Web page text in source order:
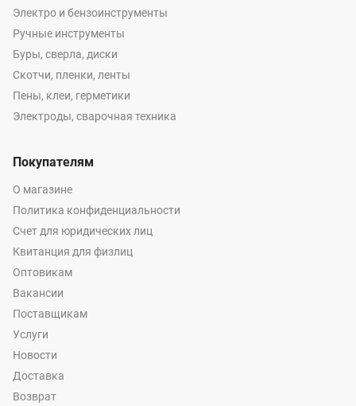
Электро и бензоинструменты
Ручные инструменты
Буры, сверла, диски
Скотчи, пленки, ленты
Пены, клеи, герметики
Электроды, сварочная техника
Покупателям
О магазине
Политика конфиденциальности
Счет для юридических лиц
Квитанция для физлиц
Оптовикам
Вакансии
Поставщикам
Услуги
Новости
Доставка
Возврат